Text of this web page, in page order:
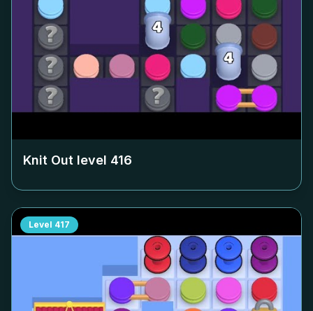
Knit Out level 416
Level 417